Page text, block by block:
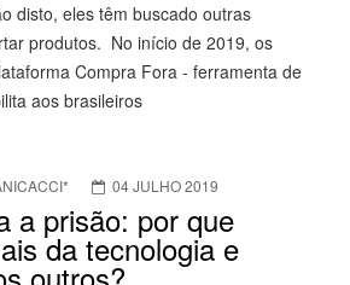
disto, eles têm buscado outras
produtos. No início de 2019, os
Compra Fora - ferramenta de
aos brasileiros
04 JULHO 2019
a prisão: por que
da tecnologia e